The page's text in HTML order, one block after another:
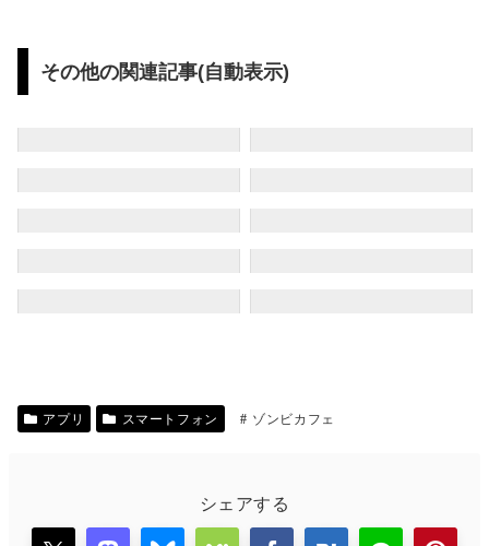
その他の関連記事(自動表示)
アプリ スマートフォン ゾンビカフェ
シェアする